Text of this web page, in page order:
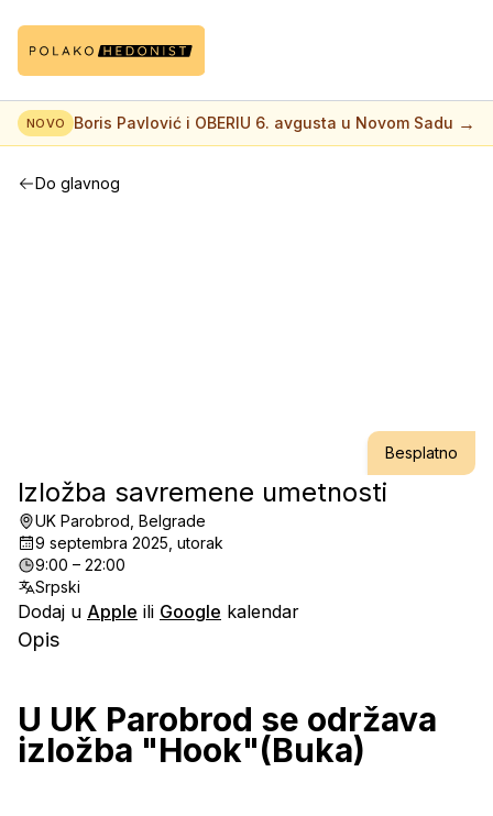
NOVO Boris Pavlović i OBERIU 6. avgusta u Novom Sadu →
Do glavnog
Besplatno
Izložba savremene umetnosti
UK Parobrod, Belgrade
9 septembra 2025, utorak
9:00 – 22:00
Srpski
Dodaj u Apple ili Google kalendar
Opis
U UK Parobrod se održava
izložba "Hook"(Buka)